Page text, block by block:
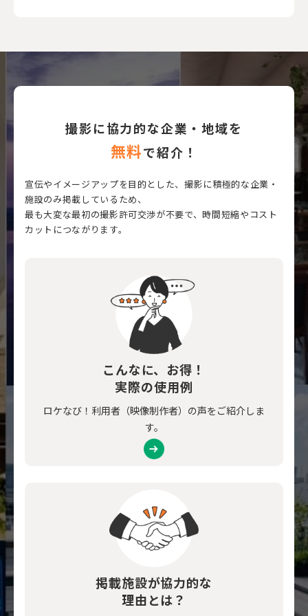
撮影に協力的な企業・地域を
無料で紹介！
宣伝やイメージアップを目的とした、撮影に積極的な企業・
施設のみ掲載しているため、
最も大変な最初の撮影許可交渉が不要で、時間短縮やコスト
カットにつながります。
こんなに、お得！
実際の使用例
ロケなび！利用者（映像制作者）の声をご紹介しま
す。
掲載施設が協力的な
理由とは？